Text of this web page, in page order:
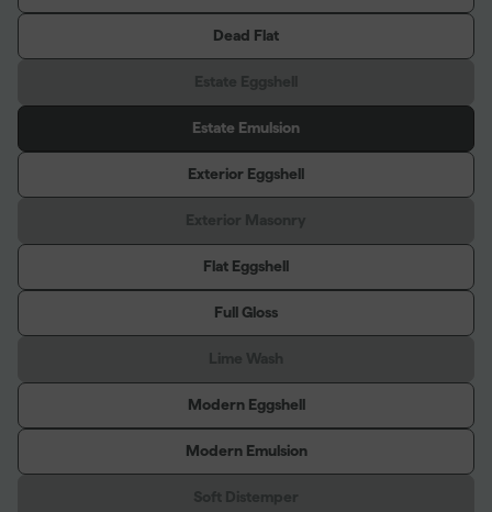
Dead Flat
Estate Emulsion
Exterior Eggshell
Flat Eggshell
Full Gloss
Modern Eggshell
Modern Emulsion